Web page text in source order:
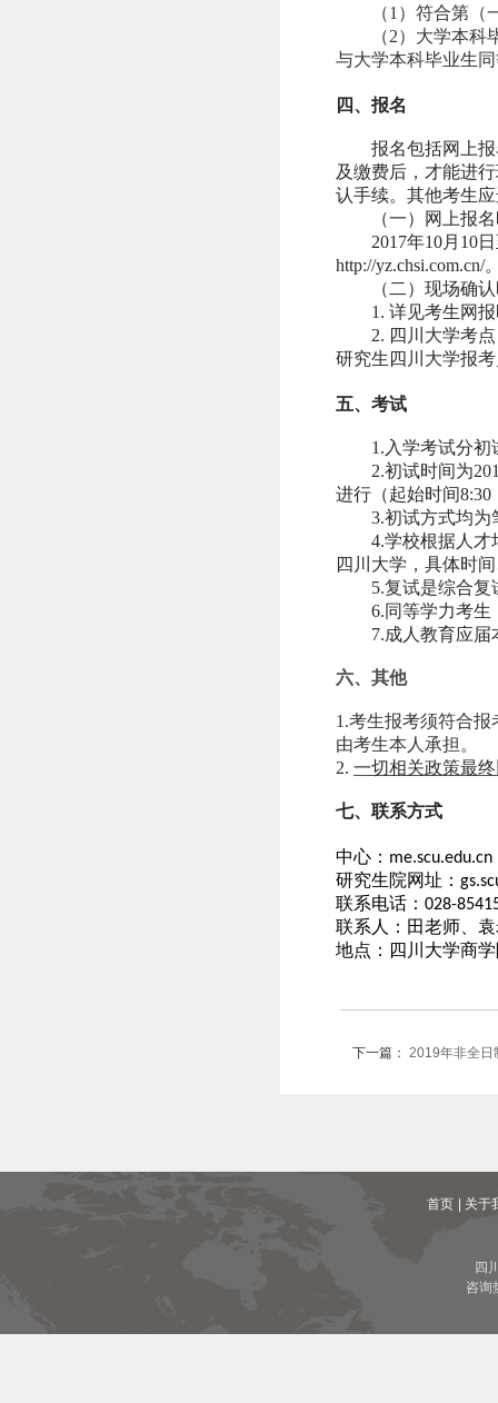
（1）符合第
（2）大学本
与大学本科毕业生
四、报名
报名包括网上
及缴费后，才能进
认手续。其他考生
（一）网上报
2017年10月 10
http://yz.chsi.com.cn/
（二）现场确
1. 详见考生网
2. 四川大学考
研究生四川大学报
五、考试
1. 入学考试分初
2.初试时间为
进行（起始时间8:30
3.初试方式均为
4.学校根据人才
四川大学，具体时
5.复试是综合复
6.同等学力考
7.成人教育应
六、其他
1.考生报考须符合报
由考生本人承担。
2. 一切相关政策最
七、联系方式
中心： me.scu.edu.cn
研究生院网址：
联系电话： 028-
联系人：田老师、
地点：四川大学商
下一篇： 2019年非全日
首页 | 关于
四
咨